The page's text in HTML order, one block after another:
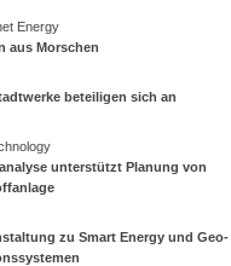
Energy
aus Morschen
beteiligen sich an
unterstützt Planung von
zu Smart Energy und Geo-